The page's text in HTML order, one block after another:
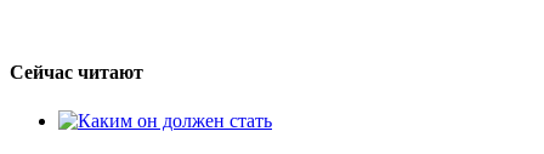
Сейчас читают